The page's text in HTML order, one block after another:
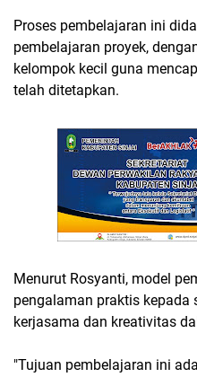
Proses pembelajaran ini
pembelajaran proyek,
kelompok kecil guna
telah ditetapkan.
Menurut Rosyanti, model
pengalaman praktis kepada
kerjasama dan kreativitas
"Tujuan pembelajaran ini